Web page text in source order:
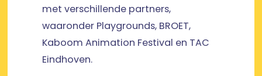
met verschillende partners,
waaronder Playgrounds, BROET,
Kaboom Animation Festival en TAC
Eindhoven.